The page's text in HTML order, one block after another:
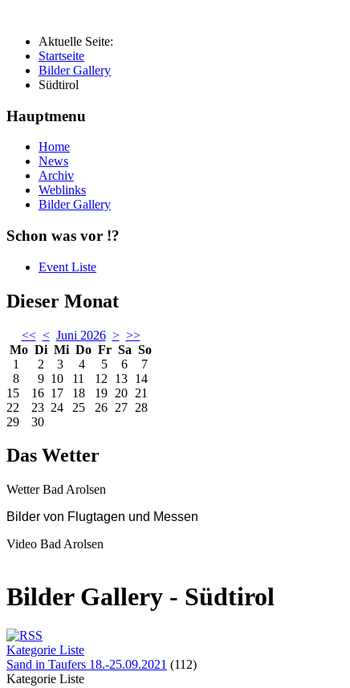
Aktuelle Seite:
Startseite
Bilder Gallery
Südtirol
Hauptmenu
Home
News
Archiv
Weblinks
Bilder Gallery
Schon was vor !?
Event Liste
Dieser Monat
<< < Juni 2026 > >>
Mo Di Mi Do Fr Sa So
1
2 3 4 5 6
7
8
9 10 11 12 13 14
15
16 17 18 19 20 21
22
23 24 25 26 27 28
29
30
Das Wetter
Wetter Bad Arolsen
Bilder von Flugtagen und Messen
Video Bad Arolsen
Bilder Gallery - Südtirol
Kategorie Liste
Sand in Taufers 18.-25.09.2021 (112)
Kategorie Liste